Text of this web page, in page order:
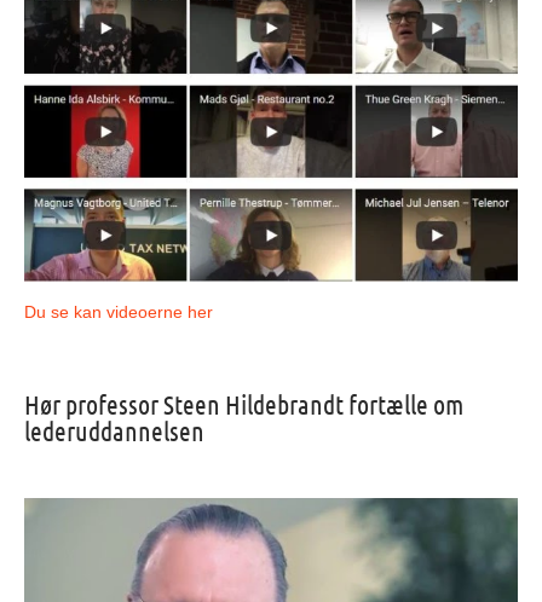
Du se kan videoerne her
Hør professor Steen Hildebrandt fortælle om
lederuddannelsen